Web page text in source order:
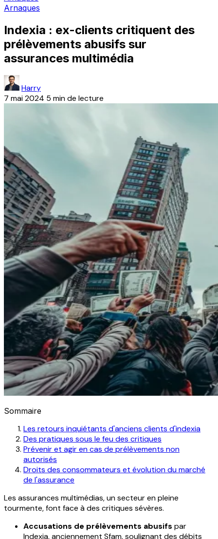
Arnaques
Indexia : ex-clients critiquent des
prélèvements abusifs sur
assurances multimédia
Harry
7 mai 2024 5 min de lecture
Sommaire
Les retours inquiétants d'anciens clients d'indexia
Des pratiques sous le feu des critiques
Prévenir et agir en cas de prélèvements non
autorisés
Droits des consommateurs et évolution du marché
de l'assurance
Les assurances multimédias, un secteur en pleine
tourmente, font face à des critiques sévères.
Accusations de prélèvements abusifs par
Indexia, anciennement Sfam, soulignant des débits